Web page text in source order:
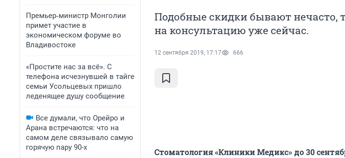
Премьер‑министр Монголии
примет участие в
экономическом форуме во
Владивостоке
«Простите нас за всё». С
телефона исчезнувшей в тайге
семьи Усольцевых пришло
леденящее душу сообщение
Все думали, что Орейро и
Арана встречаются: что на
самом деле связывало самую
горячую пару 90-х
Подобные скидки бывают нечасто,
на консультацию уже сейчас.
12 сентября 2019, 17:17 666
Стоматология «Клиники Медикс» до 30